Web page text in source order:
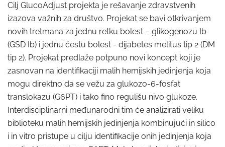
Cilj GlucoAdjust projekta je rešavanje zdravstvenih
izazova važnih za društvo. Projekat se bavi otkrivanjem
novih tretmana za jednu retku bolest – glikogenozu Ib
(GSD Ib) i jednu čestu bolest - dijabetes melitus tip 2 (DM
tip 2). Projekat predlaže potpuno novi koncept koji je
zasnovan na identifikaciji malih hemijskih jedinjenja koja
mogu direktno da se vežu za glukozo-6-fosfat
translokazu (G6PT) i tako fino regulišu nivo glukoze.
Interdisciplinarni međunarodni tim će analizirati veliku
biblioteku malih hemijskih jedinjenja kombinujući in silico
i in vitro pristupe u cilju identifikacije onih jedinjenja koja